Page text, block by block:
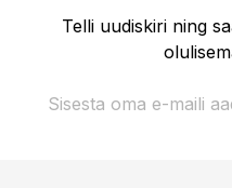
Telli uudiskiri ning